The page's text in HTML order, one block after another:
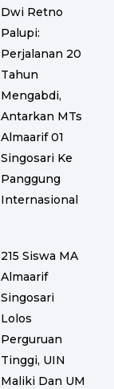
Dwi Retno
Palupi:
Perjalanan 20
Tahun
Mengabdi,
Antarkan MTs
Almaarif 01
Singosari Ke
Panggung
Internasional
215 Siswa MA
Almaarif
Singosari
Lolos
Perguruan
Tinggi, UIN
Maliki Dan UM